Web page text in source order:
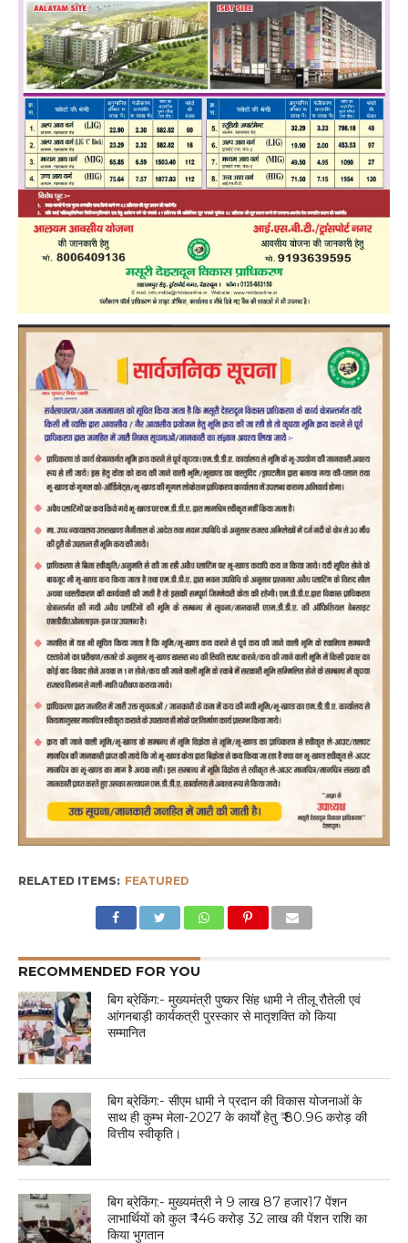
RELATED ITEMS: FEATURED
RECOMMENDED FOR YOU
बिग ब्रेकिंग:- मुख्यमंत्री पुष्कर सिंह धामी ने तीलू रौतेली एवं
आंगनबाड़ी कार्यकत्री पुरस्कार से मातृशक्ति को किया
सम्मानित
बिग ब्रेकिंग:- सीएम धामी ने प्रदान की विकास योजनाओं के
साथ ही कुम्भ मेला-2027 के कार्यों हेतु ₹ 80.96 करोड़ की
वित्तीय स्वीकृति।
बिग ब्रेकिंग:- मुख्यमंत्री ने 9 लाख 87 हजार17 पेंशन
लाभार्थियों को कुल ₹ 146 करोड़ 32 लाख की पेंशन राशि का
किया भुगतान